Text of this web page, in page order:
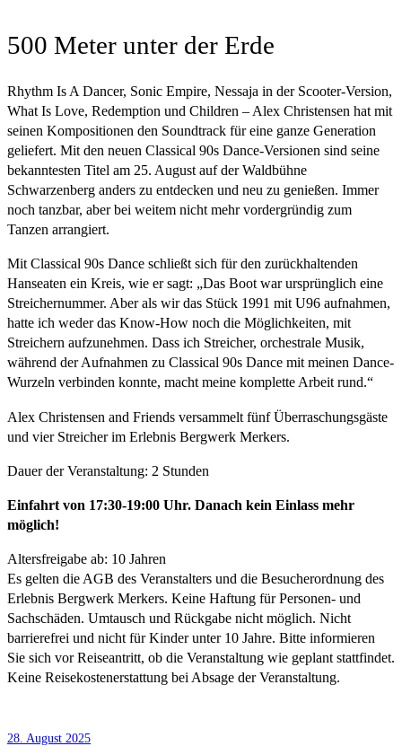
500 Meter unter der Erde
Rhythm Is A Dancer, Sonic Empire, Nessaja in der Scooter-Version,
What Is Love, Redemption und Children – Alex Christensen hat mit
seinen Kompositionen den Soundtrack für eine ganze Generation
geliefert. Mit den neuen Classical 90s Dance-Versionen sind seine
bekanntesten Titel am 25. August auf der Waldbühne
Schwarzenberg anders zu entdecken und neu zu genießen. Immer
noch tanzbar, aber bei weitem nicht mehr vordergründig zum
Tanzen arrangiert.
Mit Classical 90s Dance schließt sich für den zurückhaltenden
Hanseaten ein Kreis, wie er sagt: „Das Boot war ursprünglich eine
Streichernummer. Aber als wir das Stück 1991 mit U96 aufnahmen,
hatte ich weder das Know-How noch die Möglichkeiten, mit
Streichern aufzunehmen. Dass ich Streicher, orchestrale Musik,
während der Aufnahmen zu Classical 90s Dance mit meinen Dance-
Wurzeln verbinden konnte, macht meine komplette Arbeit rund.“
Alex Christensen and Friends versammelt fünf Überraschungsgäste
und vier Streicher im Erlebnis Bergwerk Merkers.
Dauer der Veranstaltung: 2 Stunden
Einfahrt von 17:30-19:00 Uhr. Danach kein Einlass mehr
möglich!
Altersfreigabe ab: 10 Jahren
Es gelten die AGB des Veranstalters und die Besucherordnung des
Erlebnis Bergwerk Merkers. Keine Haftung für Personen- und
Sachschäden. Umtausch und Rückgabe nicht möglich. Nicht
barrierefrei und nicht für Kinder unter 10 Jahre. Bitte informieren
Sie sich vor Reiseantritt, ob die Veranstaltung wie geplant stattfindet.
Keine Reisekostenerstattung bei Absage der Veranstaltung.
28. August 2025